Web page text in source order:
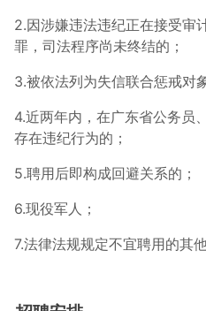
2.因涉嫌违法违纪正在接受审
罪，司法程序尚未终结的；
3.被依法列为失信联合惩戒对
4.近两年内，在广东省公务员
存在违纪行为的；
5.聘用后即构成回避关系的；
6.现役军人；
7.法律法规规定不宜聘用的其他